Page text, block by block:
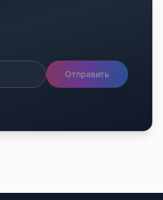
Отправить